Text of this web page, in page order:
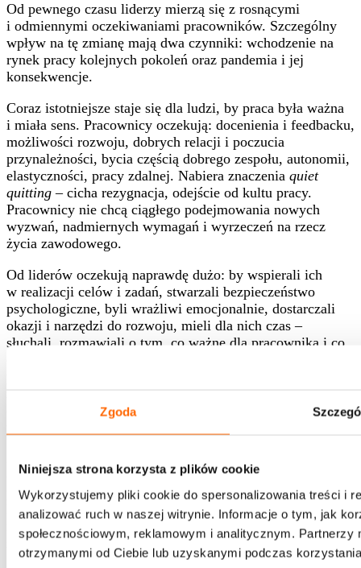
Zgoda
Niniejsza strona korzysta z plików cookie
Wykorzystujemy pliki cookie do spersonalizowania treści i
analizować ruch w naszej witrynie. Informacje o tym, jak
społecznościowym, reklamowym i analitycznym. Partnerzy
otrzymanymi od Ciebie lub uzyskanymi podczas
Od pewnego czasu liderzy mierzą się z rosnącymi
i odmiennymi oczekiwaniami pracowników. Szczególny
wpływ na tę zmianę mają dwa czynniki: wchodzenie na
rynek pracy kolejnych pokoleń oraz pandemia i jej
konsekwencje.
Coraz istotniejsze staje się dla ludzi, by praca była ważna
i miała sens. Pracownicy oczekują: docenienia i feedbacku,
możliwości rozwoju, dobrych relacji i poczucia
przynależności, bycia częścią dobrego zespołu, autonomii,
elastyczności, pracy zdalnej. Nabiera znaczenia quiet
quitting – cicha rezygnacja, odejście od kultu pracy.
Pracownicy nie chcą ciągłego podejmowania nowych
wyzwań, nadmiernych wymagań i wyrzeczeń na rzecz
życia zawodowego.
Od liderów oczekują naprawdę dużo: by wspierali ich
w realizacji celów i zadań, stwarzali bezpieczeństwo
psychologiczne, byli wrażliwi emocjonalnie, dostarczali
okazji i narzędzi do rozwoju, mieli dla nich czas –
słuchali, rozmawiali o tym, co ważne dla pracownika i co
otwarte rozmowy o celach i zmieniających się
odpowiadać na te potrzeby. Najczęściej oczekiwania
pracowników pozostają w dużym stopniu niezaspokojone.
Liderzy pełniący funkcję „emocjonalnego zderzaka”
między oczekiwaniami firmy a potrzebami zestresowanego
zespołu najczęściej wybierają oczekiwania firmy.